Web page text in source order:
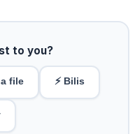
to you?
file ⚡ Bilis